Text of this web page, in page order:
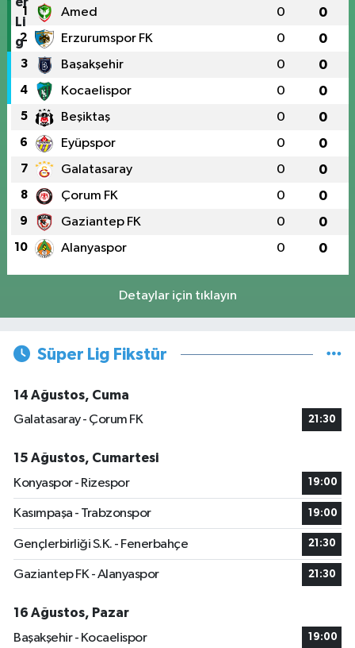
1 Amed 0 0
2 Erzurumspor FK 0 0
3 Başakşehir 0 0
4 Kocaelispor 0 0
5 Beşiktaş 0 0
6 Eyüpspor 0 0
7 Galatasaray 0 0
8 Çorum FK 0 0
9 Gaziantep FK 0 0
10 Alanyaspor 0 0
Detaylar için tıklayın
Süper Lig Fikstür
14 Ağustos, Cuma
Galatasaray - Çorum FK
21:30
15 Ağustos, Cumartesi
Konyaspor - Rizespor
19:00
Kasımpaşa - Trabzonspor 19:00
Gençlerbirliği S.K. - Fenerbahçe 21:30
Gaziantep FK - Alanyaspor 21:30
16 Ağustos, Pazar
Başakşehir - Kocaelispor
19:00